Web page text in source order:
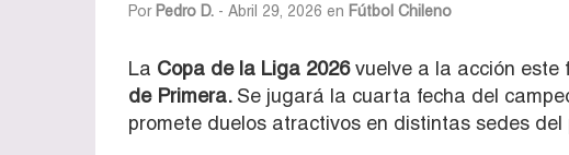
Por Pedro D. - Abril 29, 2026 en Fútbol Chileno
La Copa de la Liga 2026vuelve a la acción este
de Primera. Se jugará la cuarta fecha del
promete duelos atractivos en distintas sedes del